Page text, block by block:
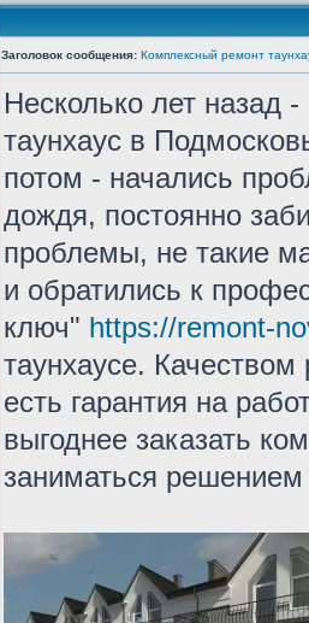
Заголовок сообщения: Комплексный ремонт
Несколько лет назад
таунхаус в
потом - начались
дождя, постоянно
проблемы, не такие
и обратились к
ключ" https://remont-
таунхаусе.
есть гарантия на
выгоднее заказать
заниматься